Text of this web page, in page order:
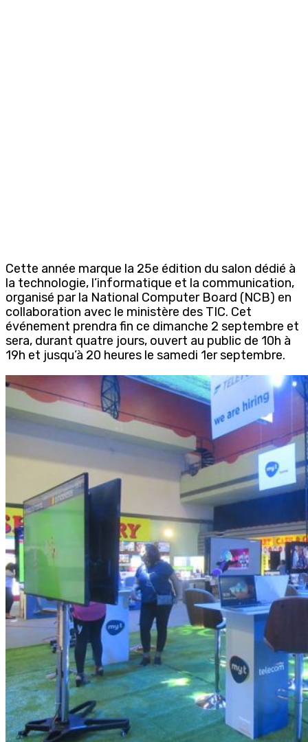
Cette année marque la 25e édition du salon dédié à
la technologie, l’informatique et la communication,
organisé par la National Computer Board (NCB) en
collaboration avec le ministère des TIC. Cet
événement prendra fin ce dimanche 2 septembre et
sera, durant quatre jours, ouvert au public de 10h à
19h et jusqu’à 20 heures le samedi 1er septembre.